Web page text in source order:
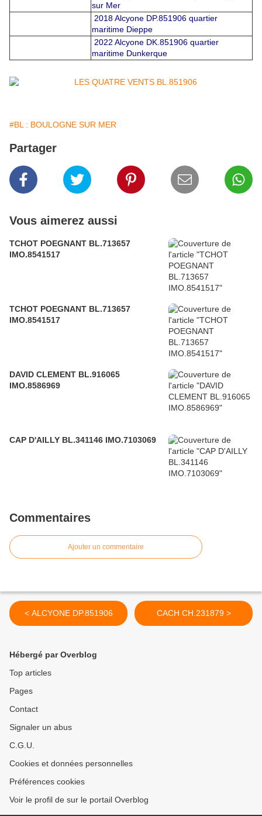
sur Mer
2018 Alcyone DP.851906 quartier
maritime Dieppe
2022 Alcyone DK.851906 quartier
maritime Dunkerque
#BL : BOULOGNE SUR MER
Partager
Vous aimerez aussi
TCHOT POEGNANT BL.713657
IMO.8541517
TCHOT POEGNANT BL.713657
IMO.8541517
DAVID CLEMENT BL.916065
IMO.8586969
CAP D'AILLY BL.341146 IMO.7103069
Commentaires
Ajouter un commentaire
< ALCYONE DP.851906 CACH CH.231879 >
Hébergé par Overblog
Top articles
Pages
Contact
Signaler un abus
C.G.U.
Cookies et données personnelles
Préférences cookies
Voir le profil de sur le portail Overblog